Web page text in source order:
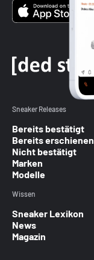
Sneaker Releases
Bereits bestätigt
Bereits erschienen
Nicht bestätigt
Marken
Modelle
Wissen
Sneaker Lexikon
News
Magazin